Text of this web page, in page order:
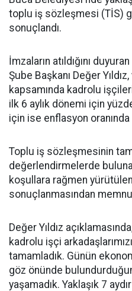
toplu iş sözleşmesi (TİS)
sonuçlandı.
İmzaların atıldığını
Şube Başkanı Değer
kapsamında kadrolu
ilk 6 aylık dönemi için
için ise enflasyon oranında
Toplu iş sözleşmesinin
değerlendirmelerde
koşullara rağmen
sonuçlanmasından
Değer Yıldız
kadrolu işçi
tamamladık. Günün
göz önünde
yaşamadık. Yaklaşık 7